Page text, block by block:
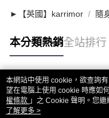
►【英國】karrimor 隨
本分類熱銷全站排行
熱門標籤
本網站中使用 cookie，欲查詢
望在電腦上使用 cookie 時應如
權條款 」之 Cookie 聲明。您
用條款之 Cookie 聲明使用
了解更多 >